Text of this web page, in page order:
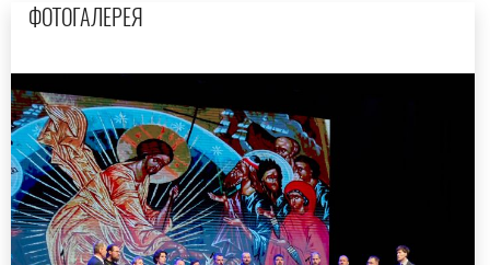
ФОТОГАЛЕРЕЯ